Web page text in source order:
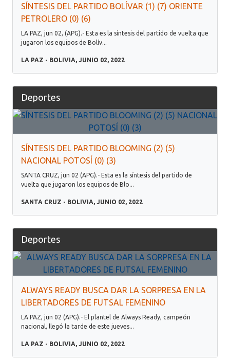
SÍNTESIS DEL PARTIDO BOLÍVAR (1) (7) ORIENTE
PETROLERO (0) (6)
LA PAZ, jun 02, (APG).- Esta es la síntesis del partido de vuelta que
jugaron los equipos de Bolív...
LA PAZ - BOLIVIA, JUNIO 02, 2022
Deportes
SÍNTESIS DEL PARTIDO BLOOMING (2) (5)
NACIONAL POTOSÍ (0) (3)
SANTA CRUZ, jun 02 (APG).- Esta es la síntesis del partido de
vuelta que jugaron los equipos de Blo...
SANTA CRUZ - BOLIVIA, JUNIO 02, 2022
Deportes
ALWAYS READY BUSCA DAR LA SORPRESA EN LA
LIBERTADORES DE FUTSAL FEMENINO
LA PAZ, jun 02 (APG).- El plantel de Always Ready, campeón
nacional, llegó la tarde de este jueves...
LA PAZ - BOLIVIA, JUNIO 02, 2022